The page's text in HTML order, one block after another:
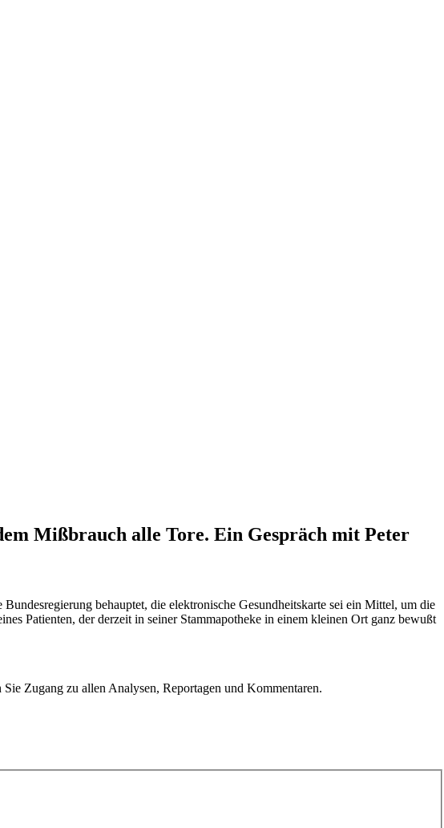
Mißbrauch alle Tore. Ein Gespräch mit Peter
behauptet, die elektronische Gesundheitskarte sei ein Mittel, um die
Patienten, der derzeit in seiner Stammapotheke in einem kleinen Ort ganz bewußt
Zugang zu allen Analysen, Reportagen und Kommentaren.